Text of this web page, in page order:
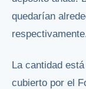
quedarían
La cantidad
cubierto por el